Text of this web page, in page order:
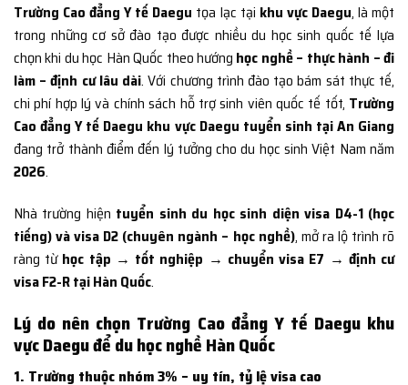
Trường Cao đẳng Y tế Daegu tọa lạc tại khu vực Daegu, là một
trong những cơ sở đào tạo được nhiều du học sinh quốc tế lựa
chọn khi du học Hàn Quốc theo hướng học nghề – thực hành – đi
làm – định cư lâu dài. Với chương trình đào tạo bám sát thực tế,
chi phí hợp lý và chính sách hỗ trợ sinh viên quốc tế tốt, Trường
Cao đẳng Y tế Daegu khu vực Daegu tuyển sinh tại An Giang
đang trở thành điểm đến lý tưởng cho du học sinh Việt Nam năm
2026.
Nhà trường hiện tuyển sinh du học sinh diện visa D4-1 (học
tiếng) và visa D2 (chuyên ngành – học nghề), mở ra lộ trình rõ
ràng từ học tập → tốt nghiệp → chuyển visa E7 → định cư
visa F2-R tại Hàn Quốc.
Lý do nên chọn Trường Cao đẳng Y tế Daegu khu
vực Daegu để du học nghề Hàn Quốc
1. Trường thuộc nhóm 3% – uy tín, tỷ lệ visa cao